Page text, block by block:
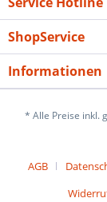
ShopService
Informationen
* Alle Preise inkl.
AGB